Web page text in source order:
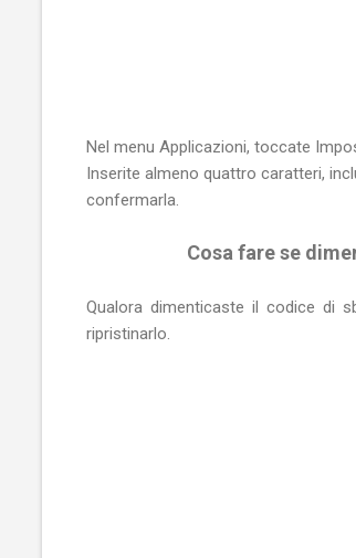
Nel menu Applicazioni, toccate
Inserite almeno quattro caratteri,
confermarla.
Cosa fare se
Qualora dimenticaste il codice di
ripristinarlo.